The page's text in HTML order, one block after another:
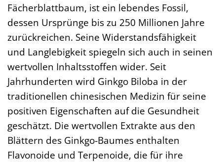
Fächerblattbaum, ist ein lebendes Fossil,
dessen Ursprünge bis zu 250 Millionen Jahre
zurückreichen. Seine Widerstandsfähigkeit
und Langlebigkeit spiegeln sich auch in seinen
wertvollen Inhaltsstoffen wider. Seit
Jahrhunderten wird Ginkgo Biloba in der
traditionellen chinesischen Medizin für seine
positiven Eigenschaften auf die Gesundheit
geschätzt. Die wertvollen Extrakte aus den
Blättern des Ginkgo-Baumes enthalten
Flavonoide und Terpenoide, die für ihre